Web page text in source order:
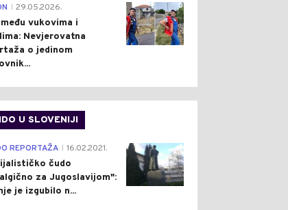
0
29.05.2026.
vukovima i
Nevjerovatna
o jedinom
U SLOVENIJI
4
REPORTAŽA 16.02.2021.
čudo
za Jugoslavijom":
je izgubilo n...